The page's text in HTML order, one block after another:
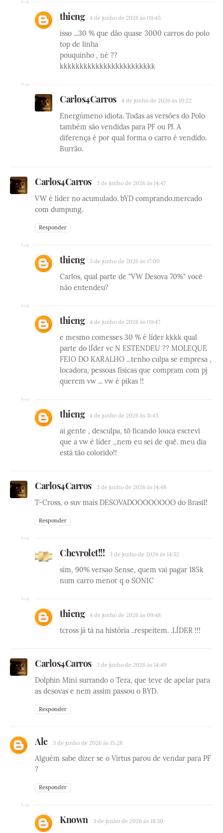
thieng 4 de junho de 2026 às 09:45
isso ...30 % que dão quase 3000 carros do polo
top de linha
pouquinho , né ??
kkkkkkkkkkkkkkkkkkkkkkkk
Carlos4Carros 4 de junho de 2026 às 10:22
Energúmeno idiota. Todas as versões do Polo
também são vendidas para PF ou PJ. A
diferença é por qual forma o carro é vendido.
Burrão.
Carlos4Carros 3 de junho de 2026 às 14:47
VW é líder no acumulado. bYD comprando.mercado
com dumpung.
Responder
thieng 3 de junho de 2026 às 17:00
Carlos, qual parte de "VW Desova 70%" você
não entendeu?
thieng 4 de junho de 2026 às 09:47
e mesmo comesses 30 % é líder kkkk qual
parte do lÍder vc N ESTENDEU ?? MOLEQUE
FEIO DO KARALHO ...tenho culpa se empresa ,
locadora, pessoas físicas que compram com pj
querem vw ... vw é pikas !!
thieng 4 de junho de 2026 às 11:43
ai gente , desculpa, tô ficando louca escrevi
que a vw é líder ,,nem eu sei de quê. meu dia
está tão colorido!!
Carlos4Carros 3 de junho de 2026 às 14:48
T-Cross, o suv mais DESOVADOOOOOOOO do Brasil!
Responder
Chevrolet!!! 3 de junho de 2026 às 14:52
sim, 90% versao Sense, quem vai pagar 185k
num carro menor q o SONIC
thieng 4 de junho de 2026 às 09:48
tcross já tá na história ..respeitem. .LÍDER !!!
Carlos4Carros 3 de junho de 2026 às 14:49
Dolphin Mini surrando o Tera, que teve de apelar para
as desovas e nem assim passou o BYD.
Responder
Ale 3 de junho de 2026 às 15:28
Alguém sabe dizer se o Virtus parou de vendar para PF
?
Responder
Known 3 de junho de 2026 às 18:30